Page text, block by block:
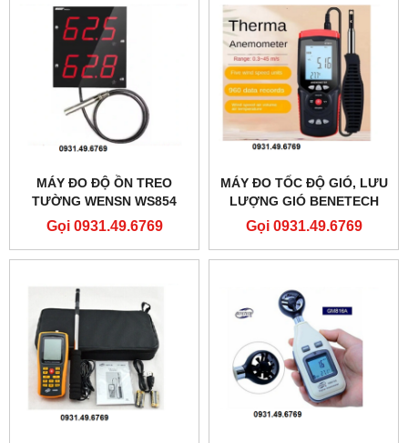
MÁY ĐO ĐỘ ỒN TREO
TƯỜNG WENSN WS854
Gọi 0931.49.6769
MÁY ĐO TỐC ĐỘ GIÓ, LƯU
LƯỢNG GIÓ BENETECH
GT8911
Gọi 0931.49.6769